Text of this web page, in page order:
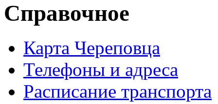
Справочное
Карта Череповца
Телефоны и адреса
Расписание транспорта